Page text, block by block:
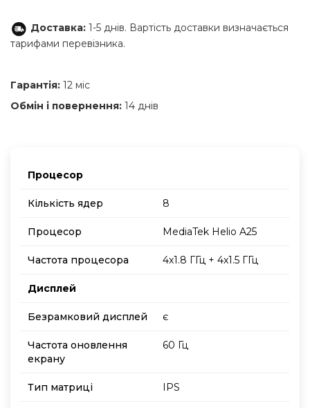
Доставка: 1-5 днів. Вартість доставки визначається
тарифами перевізника.
Гарантія: 12 міс
Обмін і повернення: 14 днів
Процесор
Кількість ядер 8
Процесор MediaTek Helio A25
Частота процесора 4x1.8 ГГц + 4x1.5 ГГц
Дисплей
Безрамковий дисплей є
Частота оновлення
екрану
60 Гц
Тип матриці IPS